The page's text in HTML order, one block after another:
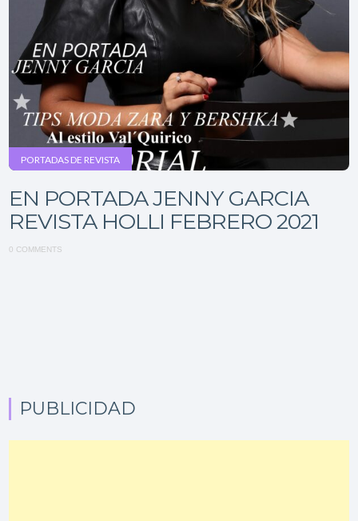
PORTADAS DE REVISTA
EN PORTADA JENNY GARCIA
REVISTA HOLLI FEBRERO 2021
0 COMMENTS
PUBLICIDAD